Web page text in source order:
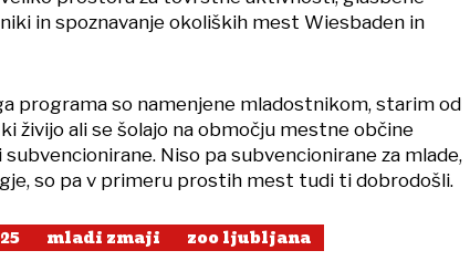
in spoznavanje okoliških mest Wiesbaden in
programa so namenjene mladostnikom, starim od
živijo ali se šolajo na območju mestne občine
Niso pa subvencionirane za mlade,
so pa v primeru prostih mest tudi ti dobrodošli.
mladi zmaji zoo ljubljana